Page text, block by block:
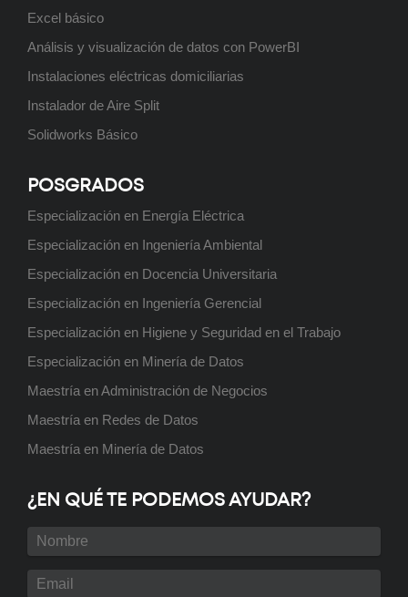
Posgrado: Especialización en
Próximamente
Ingeniería Ambiental
Tecnicatura Universitaria en
Programación
Próximamente
Energía Eléctrica
Posgrado: Maestría en Redes de
Excel básico
Análisis y visualización de datos con PowerBI
Instalaciones eléctricas domiciliarias
Instalador de Aire Split
Solidworks Básico
POSGRADOS
Especialización en Energía Eléctrica
Especialización en Ingeniería Ambiental
Especialización en Docencia Universitaria
Especialización en Ingeniería Gerencial
Especialización en Higiene y Seguridad en el Trabajo
Especialización en Minería de Datos
Maestría en Administración de Negocios
Maestría en Redes de Datos
Maestría en Minería de Datos
¿EN QUÉ TE PODEMOS AYUDAR?